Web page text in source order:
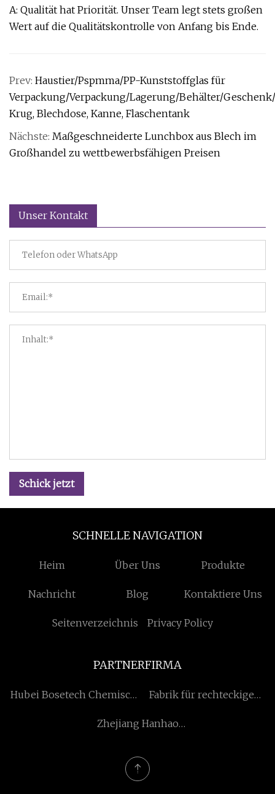
A: Qualität hat Priorität. Unser Team legt stets großen
Wert auf die Qualitätskontrolle von Anfang bis Ende.
Prev: Haustier/Pspmma/PP-Kunststoffglas für
Verpackung/Verpackung/Lagerung/Behälter/
Krug, Blechdose, Kanne, Flaschentank
Nächste: Maßgeschneiderte Lunchbox aus Blech im
Großhandel zu wettbewerbsfähigen Preisen
Unser Kontakt
Schick jetzt
SCHNELLE NAVIGATION
Heim Über Uns Produkte
Nachricht Blog Kontaktiere Uns
Seitenverzeichnis Privacy Policy
PARTNERFIRMA
Hubei Bosetech Chemisch
Fabrik für rechteckige
Zhejiang Hanhao